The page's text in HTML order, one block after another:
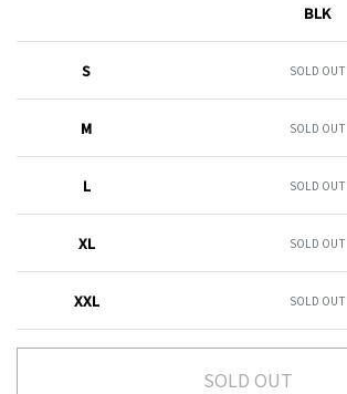
BLK
S SOLD OUT
M SOLD OUT
L SOLD OUT
XL SOLD OUT
XXL SOLD OUT
SOLD OUT